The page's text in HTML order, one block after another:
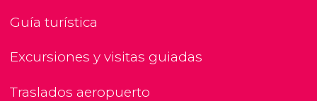
Guía turística
Excursiones y visitas guiadas
Traslados aeropuerto